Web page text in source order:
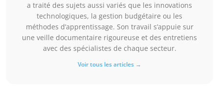
a traité des sujets aussi variés que les innovations
technologiques, la gestion budgétaire ou les
méthodes d’apprentissage. Son travail s’appuie sur
une veille documentaire rigoureuse et des entretiens
avec des spécialistes de chaque secteur.
Voir tous les articles →